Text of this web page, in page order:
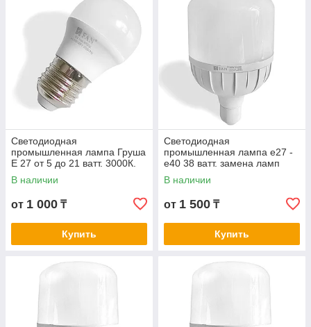
Светодиодная
промышленная лампа Груша
Е 27 от 5 до 21 ватт. 3000К.
4000К. 6500К
В наличии
от 1 000 ₸
Купить
Светодиодная
промышленная лампа e27 -
e40 38 ватт. замена ламп
дрл, днат. led лампа e27-e40
В наличии
от 1 500 ₸
Купить